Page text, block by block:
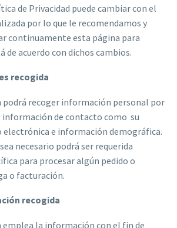
de Privacidad puede cambiar con el
por lo que le recomendamos y
continuamente esta página para
de acuerdo con dichos cambios.
recogida
podrá recoger información personal por
de contacto como su
electrónica e información demográfica.
necesario podrá ser requerida
para procesar algún pedido o
o facturación.
recogida
emplea la información con el fin de